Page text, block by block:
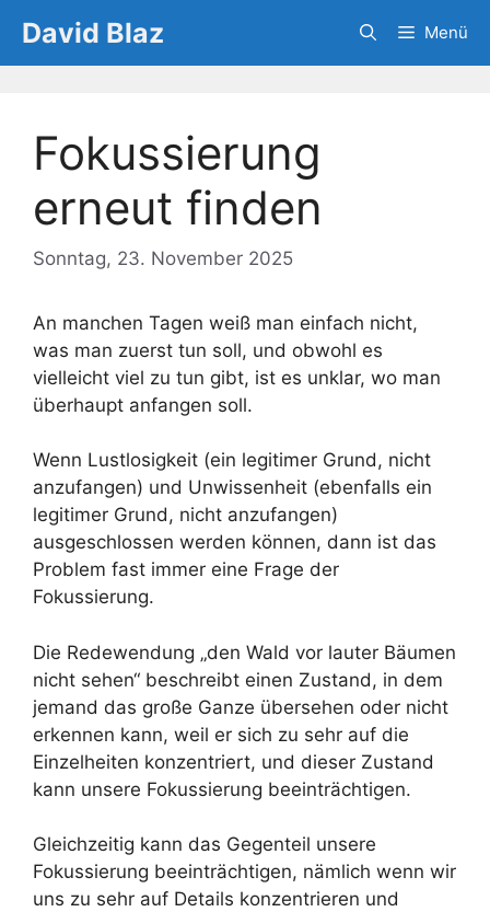
Inhalt
springen
David Blaz Menü
Fokussierung
erneut finden
Sonntag, 23. November 2025
An manchen Tagen weiß man einfach nicht,
was man zuerst tun soll, und obwohl es
vielleicht viel zu tun gibt, ist es unklar, wo man
überhaupt anfangen soll.
Wenn Lustlosigkeit (ein legitimer Grund, nicht
anzufangen) und Unwissenheit (ebenfalls ein
legitimer Grund, nicht anzufangen)
ausgeschlossen werden können, dann ist das
Problem fast immer eine Frage der
Fokussierung.
Die Redewendung „den Wald vor lauter Bäumen
nicht sehen“ beschreibt einen Zustand, in dem
jemand das große Ganze übersehen oder nicht
erkennen kann, weil er sich zu sehr auf die
Einzelheiten konzentriert, und dieser Zustand
kann unsere Fokussierung beeinträchtigen.
Gleichzeitig kann das Gegenteil unsere
Fokussierung beeinträchtigen, nämlich wenn wir
uns zu sehr auf Details konzentrieren und